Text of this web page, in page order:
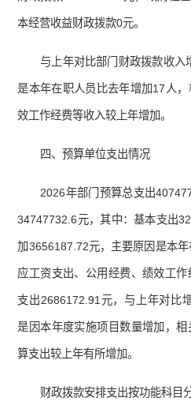
本经营收益财政拨款0元。
与上年对比部门财政拨款收入
是本年在职人员比去年增加17人
效工作经费等收入较上年增加。
四、预算单位支出情况
2026年部门预算总支出
34747732.6元，其中：基本支出
加3656187.72元，主要原因是本
应工资支出、公用经费、绩效工
支出2686172.91元，与上年对比
是因本年度实施项目数量增加，
算支出较上年有所增加。
财政拨款安排支出按功能科目